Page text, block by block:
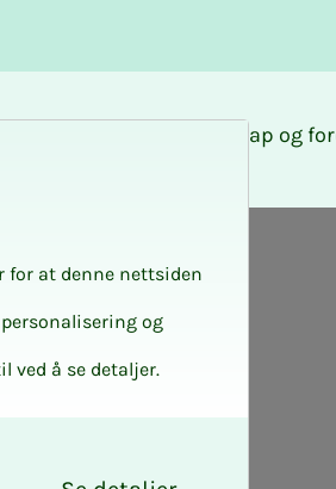
Medlemskap og
for at denne nettsiden
og
ved å se detaljer.